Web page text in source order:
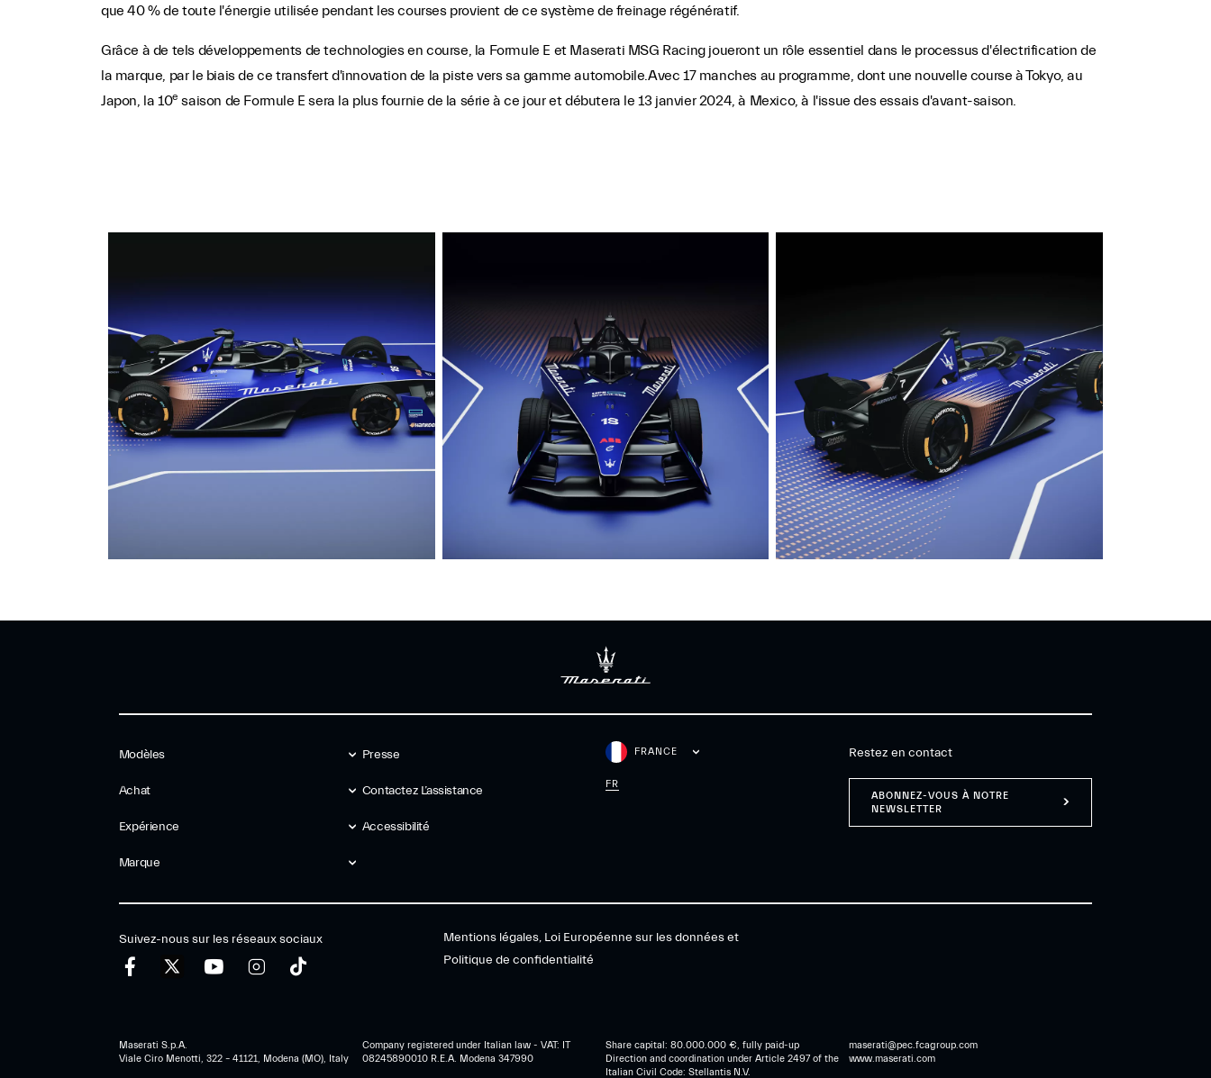
que 40 % de toute l'énergie utilisée pendant les courses provient de ce système de freinage régénératif.
Grâce à de tels développements de technologies en course, la Formule E et Maserati MSG Racing joueront un rôle essentiel dans le processus d'électrification de
la marque, par le biais de ce transfert d'innovation de la piste vers sa gamme automobile.Avec 17 manches au programme, dont une nouvelle course à Tokyo, au
Japon, la 10e saison de Formule E sera la plus fournie de la série à ce jour et débutera le 13 janvier 2024, à Mexico, à l'issue des essais d'avant-saison.
Modèles
Achat
Expérience
Marque
Presse
Contactez L’assistance
Accessibilité
FRANCE
FR
Restez en contact
ABONNEZ-VOUS À NOTRE
NEWSLETTER
Suivez-nous sur les réseaux sociaux
Mentions légales, Loi Européenne sur les données et
Politique de confidentialité
Maserati S.p.A.
Viale Ciro Menotti, 322 – 41121, Modena (MO), Italy
Company registered under Italian law - VAT: IT
08245890010 R.E.A. Modena 347990
Share capital: 80.000.000 €, fully paid-up
Direction and coordination under Article 2497 of the
Italian Civil Code: Stellantis N.V.
maserati@pec.fcagroup.com
www.maserati.com